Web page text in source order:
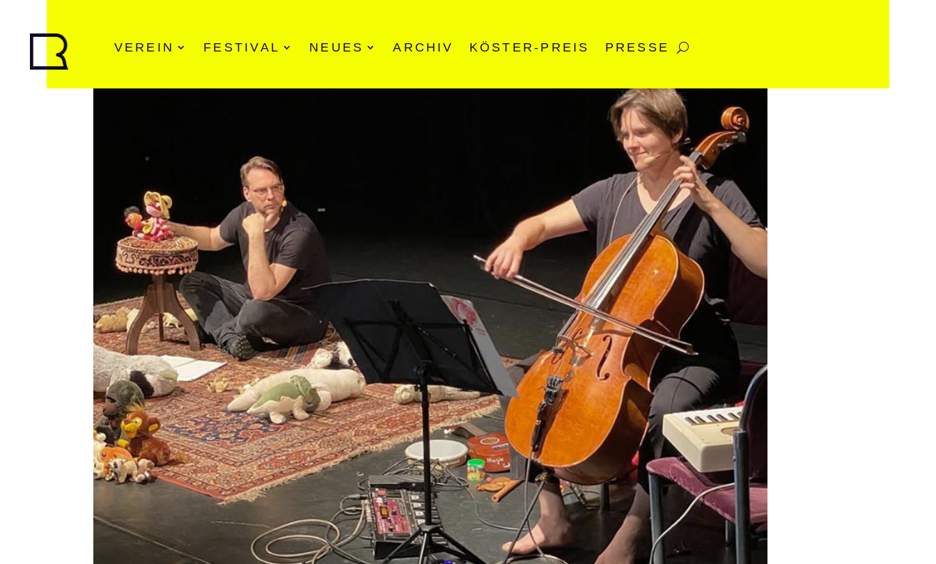
VEREIN FESTIVAL NEUES ARCHIV KÖSTER-PREIS PRESSE